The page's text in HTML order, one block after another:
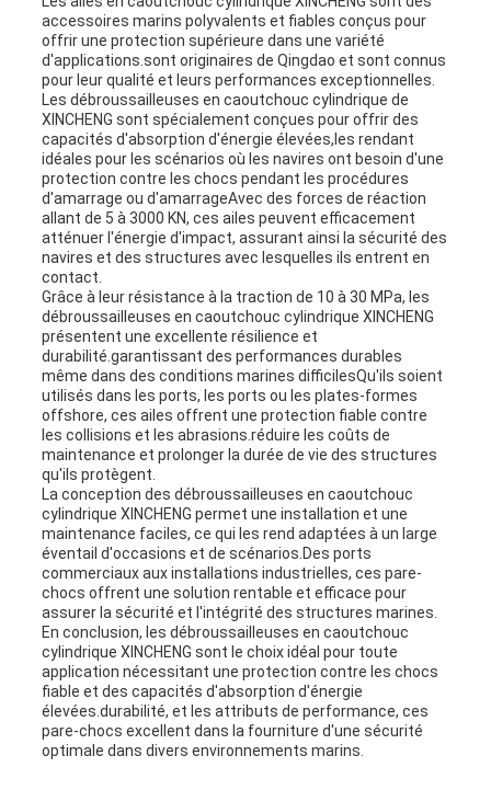
accessoires marins polyvalents et fiables conçus pour
offrir une protection supérieure dans une variété
d'applications.sont originaires de Qingdao et sont connus
pour leur qualité et leurs performances exceptionnelles.
Les débroussailleuses en caoutchouc cylindrique de
XINCHENG sont spécialement conçues pour offrir des
capacités d'absorption d'énergie élevées,les rendant
idéales pour les scénarios où les navires ont besoin d'une
protection contre les chocs pendant les procédures
d'amarrage ou d'amarrageAvec des forces de réaction
allant de 5 à 3000 KN, ces ailes peuvent efficacement
atténuer l'énergie d'impact, assurant ainsi la sécurité des
navires et des structures avec lesquelles ils entrent en
contact.
Grâce à leur résistance à la traction de 10 à 30 MPa, les
débroussailleuses en caoutchouc cylindrique XINCHENG
présentent une excellente résilience et
durabilité.garantissant des performances durables
même dans des conditions marines difficilesQu'ils soient
utilisés dans les ports, les ports ou les plates-formes
offshore, ces ailes offrent une protection fiable contre
les collisions et les abrasions.réduire les coûts de
maintenance et prolonger la durée de vie des structures
qu'ils protègent.
La conception des débroussailleuses en caoutchouc
cylindrique XINCHENG permet une installation et une
maintenance faciles, ce qui les rend adaptées à un large
éventail d'occasions et de scénarios.Des ports
commerciaux aux installations industrielles, ces pare-
chocs offrent une solution rentable et efficace pour
assurer la sécurité et l'intégrité des structures marines.
En conclusion, les débroussailleuses en caoutchouc
cylindrique XINCHENG sont le choix idéal pour toute
application nécessitant une protection contre les chocs
fiable et des capacités d'absorption d'énergie
élevées.durabilité, et les attributs de performance, ces
pare-chocs excellent dans la fourniture d'une sécurité
optimale dans divers environnements marins.